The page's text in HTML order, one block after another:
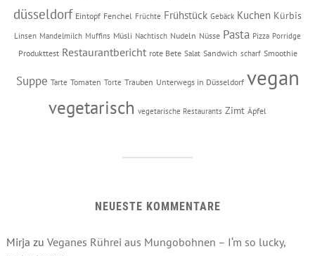
düsseldorf Eintopf Fenchel Früchte Frühstück Gebäck Kuchen Kürbis
Linsen Mandelmilch Muffins Müsli Nachtisch Nudeln Nüsse Pasta Pizza Porridge
Produkttest Restaurantbericht rote Bete Salat Sandwich scharf Smoothie
Suppe Tarte Tomaten Torte Trauben Unterwegs in Düsseldorf vegan
vegetarisch vegetarische Restaurants Zimt Äpfel
NEUESTE KOMMENTARE
Mirja zu Veganes Rührei aus Mungobohnen – I‘m so lucky,